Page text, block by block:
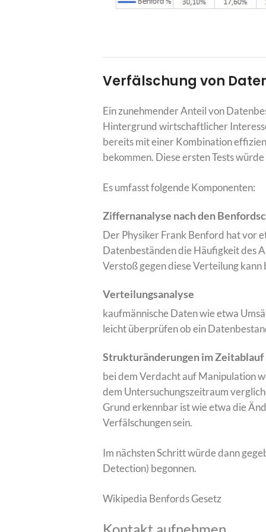
Verfälschung von
Ein zunehmender Anteil von
Hintergrund wirtschaftlicher
bereits mit einer Kombination
bekommen. Diese ersten Tests
Es umfasst folgende Komponenten:
Ziffernanalyse nach den
Der Physiker Frank Benford hat vor
Datenbeständen die Häufigkeit des
Verstoß gegen diese Verteilung
Verteilungsanalyse
kaufmännische Daten wie etwa
leicht überprüfen ob ein
Strukturänderungen im Zeitablauf
bei dem Verdacht auf Manipulation
dem Untersuchungszeitraum
Grund erkennbar ist wie etwa die
Verfälschungen sein.
Im nächsten Schritt würde dann
Detection) begonnen.
Wikipedia Benfords Gesetz